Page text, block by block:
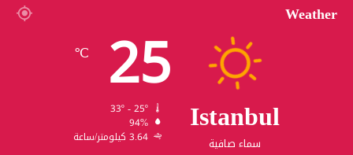
Weather
Istanbul
سماء صافية
25
℃
94%
3.64 كيلومتر/ساعة